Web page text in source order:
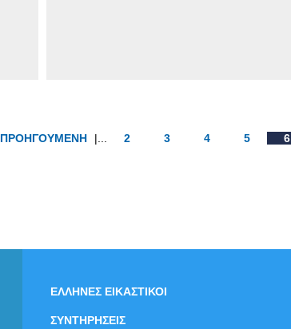
ΠΡΟΗΓΟΥΜΕΝΗ |... 2 3 4 5 6
ΕΛΛΗΝΕΣ ΕΙΚΑΣΤΙΚΟΙ
ΣΥΝΤΗΡΗΣΕΙΣ